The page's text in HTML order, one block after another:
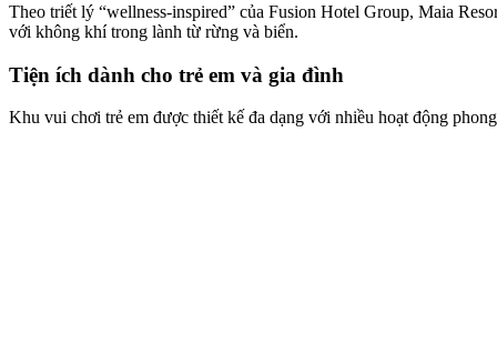
Theo triết lý “wellness-inspired” của Fusion Hotel Group, Maia
với không khí trong lành từ rừng và biển.
Tiện ích dành cho trẻ em và gia đình
Khu vui chơi trẻ em được thiết kế đa dạng với nhiều hoạt động